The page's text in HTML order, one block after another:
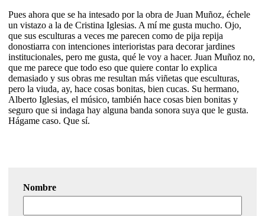
Pues ahora que se ha intesado por la obra de Juan Muñoz, échele
un vistazo a la de Cristina Iglesias. A mí me gusta mucho. Ojo,
que sus esculturas a veces me parecen como de pija repija
donostiarra con intenciones interioristas para decorar jardines
institucionales, pero me gusta, qué le voy a hacer. Juan Muñoz no,
que me parece que todo eso que quiere contar lo explica
demasiado y sus obras me resultan más viñetas que esculturas,
pero la viuda, ay, hace cosas bonitas, bien cucas. Su hermano,
Alberto Iglesias, el músico, también hace cosas bien bonitas y
seguro que si indaga hay alguna banda sonora suya que le gusta.
Hágame caso. Que sí.
Nombre